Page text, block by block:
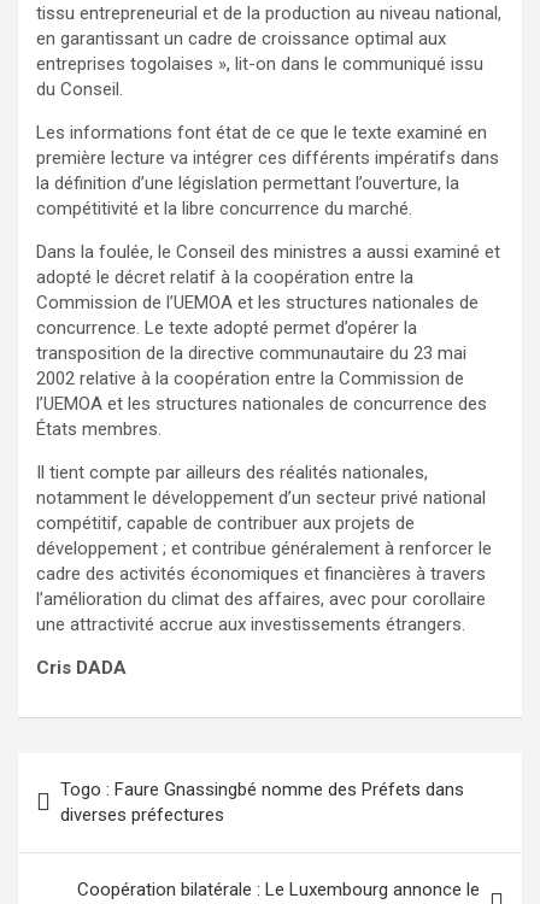
tissu entrepreneurial et de la production au niveau national,
en garantissant un cadre de croissance optimal aux
entreprises togolaises », lit-on dans le communiqué issu
du Conseil.
Les informations font état de ce que le texte examiné en
première lecture va intégrer ces différents impératifs dans
la définition d’une législation permettant l’ouverture, la
compétitivité et la libre concurrence du marché.
Dans la foulée, le Conseil des ministres a aussi examiné et
adopté le décret relatif à la coopération entre la
Commission de l’UEMOA et les structures nationales de
concurrence. Le texte adopté permet d’opérer la
transposition de la directive communautaire du 23 mai
2002 relative à la coopération entre la Commission de
l’UEMOA et les structures nationales de concurrence des
États membres.
Il tient compte par ailleurs des réalités nationales,
notamment le développement d’un secteur privé national
compétitif, capable de contribuer aux projets de
développement ; et contribue généralement à renforcer le
cadre des activités économiques et financières à travers
l’amélioration du climat des affaires, avec pour corollaire
une attractivité accrue aux investissements étrangers.
Cris DADA
de
l’article
Togo : Faure Gnassingbé nomme des Préfets dans
diverses préfectures
Coopération bilatérale : Le Luxembourg annonce le